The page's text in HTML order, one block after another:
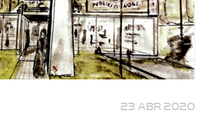
23 ABR 2020